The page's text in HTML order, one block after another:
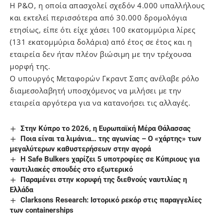
Η P&O, η οποία απασχολεί σχεδόν 4.000 υπαλλήλους
και εκτελεί περισσότερα από 30.000 δρομολόγια
ετησίως, είπε ότι είχε χάσει 100 εκατομμύρια λίρες
(131 εκατομμύρια δολάρια) από έτος σε έτος και η
εταιρεία δεν ήταν πλέον βιώσιμη με την τρέχουσα
μορφή της.
Ο υπουργός Μεταφορών Γκραντ Σαπς ανέλαβε ρόλο
διαμεσολαβητή υποσχόμενος να μιλήσει με την
εταιρεία αργότερα για να κατανοήσει τις αλλαγές.
Στην Κύπρο το 2026, η Ευρωπαϊκή Μέρα Θάλασσας
Ποια είναι τα λιμάνια… της αγωνίας – Ο «χάρτης» των
μεγαλύτερων καθυστερήσεων στην αγορά
H Safe Bulkers χαρίζει 5 υποτροφίες σε Κύπριους για
ναυτιλιακές σπουδές στο εξωτερικό
Παραμένει στην κορυφή της διεθνούς ναυτιλίας η
Ελλάδα
Clarksons Research: Ιστορικό ρεκόρ στις παραγγελίες
των containerships